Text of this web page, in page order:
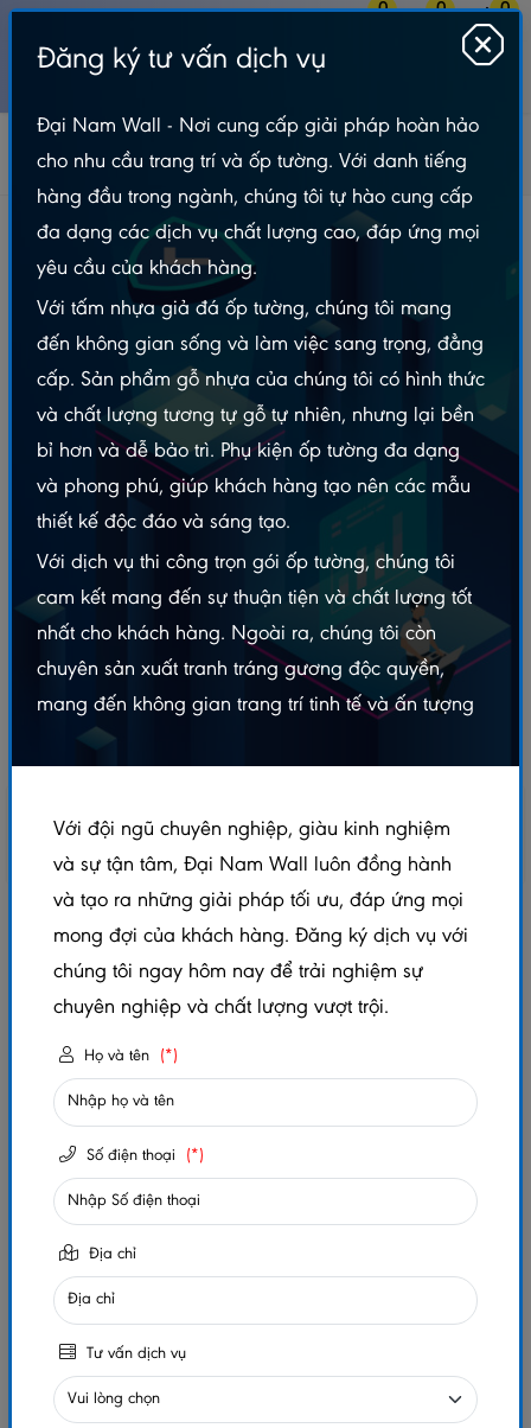
0 0 0
Tranh Tráng Gương
Tranh Điện Phòng Thờ
Tranh Điện Phòng Thờ TDDN - FTTC30
Tranh Điện Phòng Thờ TDDN - FTTC30
TRANH ĐIỆN PHÒNG THỜ TDDN - FTTC30
5.0/5 (1 đánh giá) | 0 đã bán
Mã sản phẩm: TDDN - FTTC30
Xem thêm thuộc tính sản phẩm
Trạng thái: Còn hàng
Chat Zalo
0984032156
Gọi ngay
Đăng ký tư vấn dịch vụ
Đại Nam Wall - Nơi cung cấp giải pháp hoàn hảo
cho nhu cầu trang trí và ốp tường. Với danh tiếng
hàng đầu trong ngành, chúng tôi tự hào cung cấp
đa dạng các dịch vụ chất lượng cao, đáp ứng mọi
yêu cầu của khách hàng.
Với tấm nhựa giả đá ốp tường, chúng tôi mang
đến không gian sống và làm việc sang trọng, đẳng
cấp. Sản phẩm gỗ nhựa của chúng tôi có hình thức
và chất lượng tương tự gỗ tự nhiên, nhưng lại bền
bỉ hơn và dễ bảo trì. Phụ kiện ốp tường đa dạng
và phong phú, giúp khách hàng tạo nên các mẫu
thiết kế độc đáo và sáng tạo.
Với dịch vụ thi công trọn gói ốp tường, chúng tôi
cam kết mang đến sự thuận tiện và chất lượng tốt
nhất cho khách hàng. Ngoài ra, chúng tôi còn
chuyên sản xuất tranh tráng gương độc quyền,
mang đến không gian trang trí tinh tế và ấn tượng
Với đội ngũ chuyên nghiệp, giàu kinh nghiệm
và sự tận tâm, Đại Nam Wall luôn đồng hành
và tạo ra những giải pháp tối ưu, đáp ứng mọi
mong đợi của khách hàng. Đăng ký dịch vụ với
chúng tôi ngay hôm nay để trải nghiệm sự
chuyên nghiệp và chất lượng vượt trội.
Họ và tên (*)
Số điện thoại (*)
Địa chỉ
Tư vấn dịch vụ